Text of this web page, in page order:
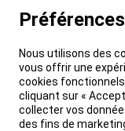
Nous utilisons des
vous offrir une
cookies
cliquant sur «
collecter vos
des fins de